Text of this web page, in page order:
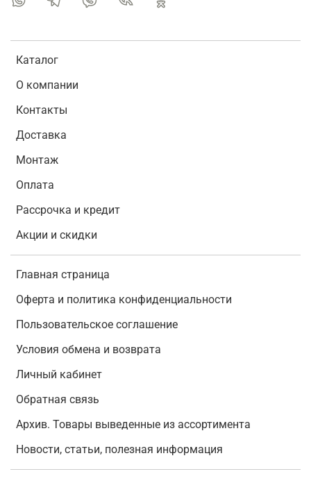
Каталог
О компании
Контакты
Доставка
Монтаж
Оплата
Рассрочка и кредит
Акции и скидки
Главная страница
Оферта и политика конфиденциальности
Пользовательское соглашение
Условия обмена и возврата
Личный кабинет
Обратная связь
Архив. Товары выведенные из ассортимента
Новости, статьи, полезная информация